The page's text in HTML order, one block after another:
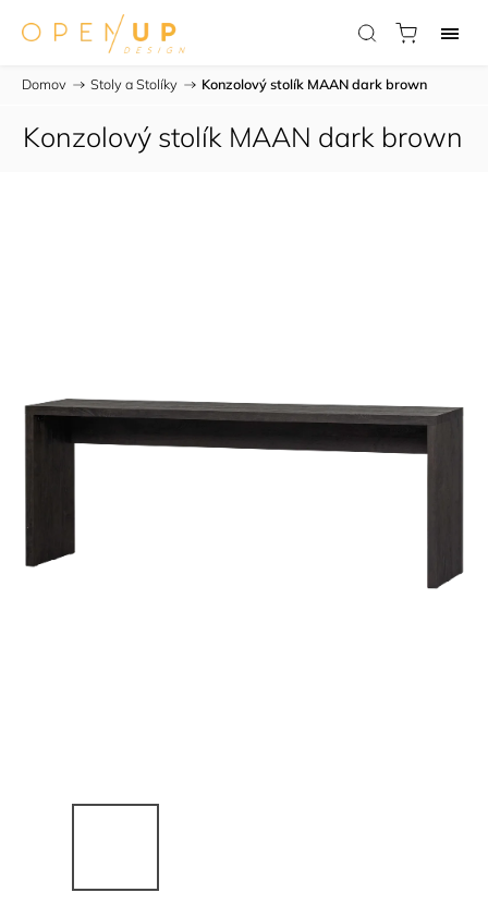
Domov / Stoly a Stolíky / Konzolový stolík MAAN dark brown
Konzolový stolík MAAN dark brown